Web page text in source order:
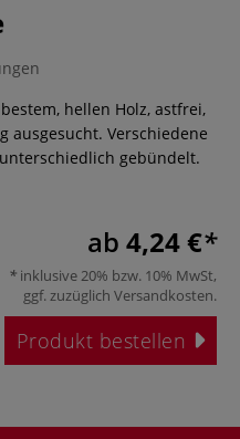
hellen Holz, astfrei,
ausgesucht. Verschiedene
gebündelt.
ab 4,24 €
inklusive 20% bzw. 10% MwSt,
ggf. zuzüglich Versandkosten.
Produkt bestellen